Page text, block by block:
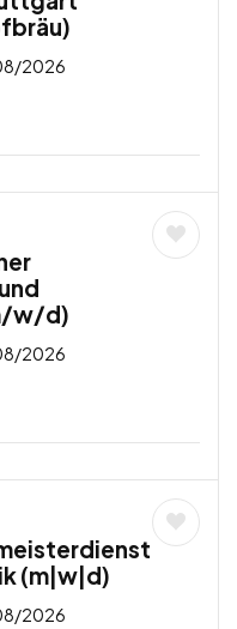
2026
w/d)
2026
(m|w|d)
2026